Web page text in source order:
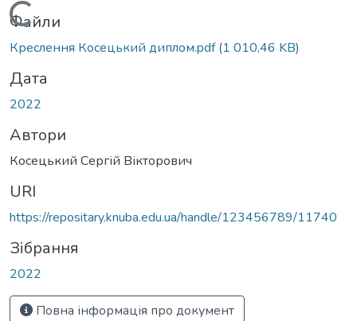
Вантажиться...
Файли
Креслення Косецький диплом.pdf(1 010,46 KB)
Дата
2022
Автори
Косецький Сергій Вікторович
URI
https://repositary.knuba.edu.ua/handle/123456789/11740
Зібрання
2022
Повна інформація про документ